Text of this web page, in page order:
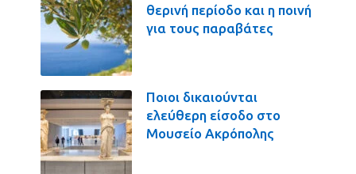
θερινή περίοδο και η ποινή
για τους παραβάτες
Ποιοι δικαιούνται
ελεύθερη είσοδο στο
Μουσείο Ακρόπολης